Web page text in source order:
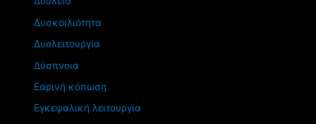
Δυσκοιλιότητα
Δυσλειτουργία
Δύσπνοια
Εαρινή κόπωση
Εγκεφαλική λειτουργία